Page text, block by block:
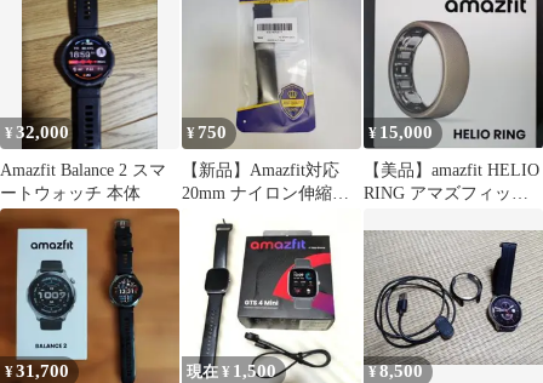
¥32,000
Amazfit Balance 2 スマ
ートウォッチ 本体
¥750
【新品】Amazfit対応
20mm ナイロン伸縮編
み込みバンド磁気吸着
ブラック
¥ 15,000
【美品】amazfit HELIO
RING アマズフィット
¥31,700 現在 ¥ 1,500 ¥8,500